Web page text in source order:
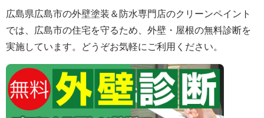
広島県広島市の外壁塗装＆防水専門店のクリーンペイント
では、広島市の住宅を守るため、外壁・屋根の無料診断を
実施しています。どうぞお気軽にご利用ください。